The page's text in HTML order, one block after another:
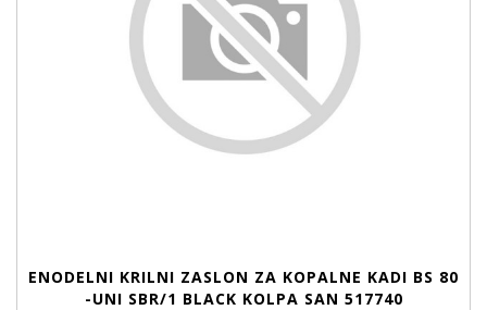
ENODELNI KRILNI ZASLON ZA KOPALNE KADI BS 80
-UNI SBR/1 BLACK KOLPA SAN 517740